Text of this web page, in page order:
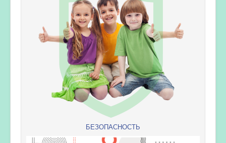
БЕЗОПАСНОСТЬ